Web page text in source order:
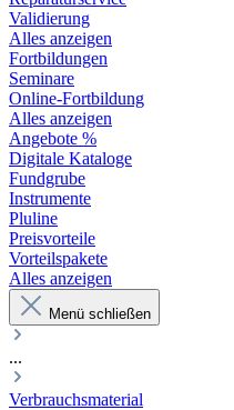
Validierung
Alles anzeigen
Fortbildungen
Seminare
Online-Fortbildung
Alles anzeigen
Angebote %
Digitale Kataloge
Fundgrube
Instrumente
Pluline
Preisvorteile
Vorteilspakete
Alles anzeigen
Menü schließen
...
Verbrauchsmaterial